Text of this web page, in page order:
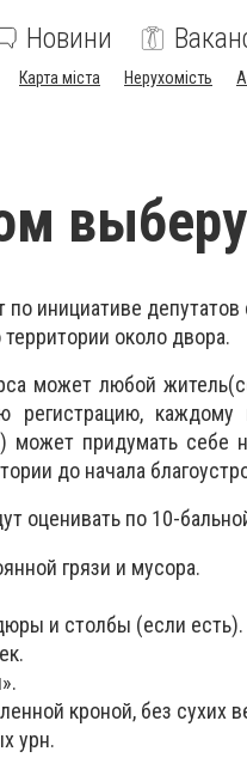
Новини
Карта міста Нерухомість
по инициативе
около двора.
может любой
регистрацию,
может придумать себе
до начала
оценивать по 10-
грязи и мусора.
и столбы (если есть).
кроной, без сухих
урн.